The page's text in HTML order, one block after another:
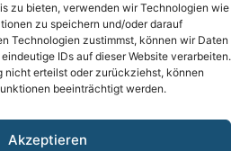
zu bieten, verwenden wir Technologien wie
zu speichern und/oder darauf
Technologien zustimmst, können wir Daten
IDs auf dieser Website verarbeiten.
nicht erteilst oder zurückziehst, können
beeinträchtigt werden.
Akzeptieren
Versandkosten?
Ort abholen?
Ware zurückgeben?